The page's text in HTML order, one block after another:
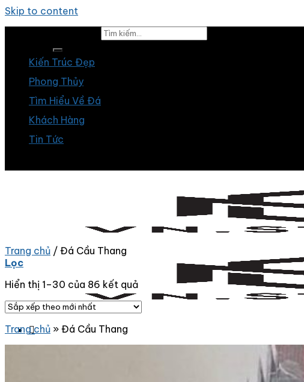
Skip to content
Kiến Trúc Đẹp
Phong Thủy
Tìm Hiểu Về Đá
Khách Hàng
Tin Tức
Trang chủ / Đá Cầu Thang
Lọc
Hiển thị 1–30 của 86 kết quả
Trang chủ » Đá Cầu Thang